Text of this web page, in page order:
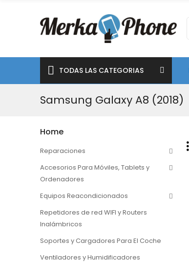
TODAS LAS CATEGORIAS
Samsung Galaxy A8 (2018)
Home
Reparaciones
Accesorios Para Móviles, Tablets y
Ordenadores
Equipos Reacondicionados
Repetidores de red WIFI y Routers
Inalámbricos
Soportes y Cargadores Para El Coche
Ventiladores y Humidificadores